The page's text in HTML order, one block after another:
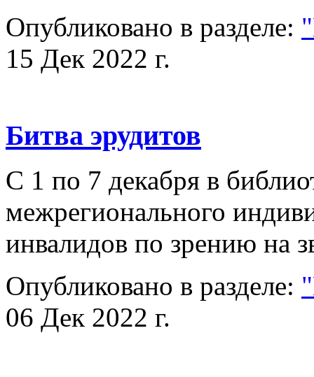
Опубликовано в разделе:
15 Дек 2022 г.
Битва эрудитов
С 1 по 7 декабря в
межрегионального
инвалидов по зрению на
Опубликовано в разделе:
06 Дек 2022 г.